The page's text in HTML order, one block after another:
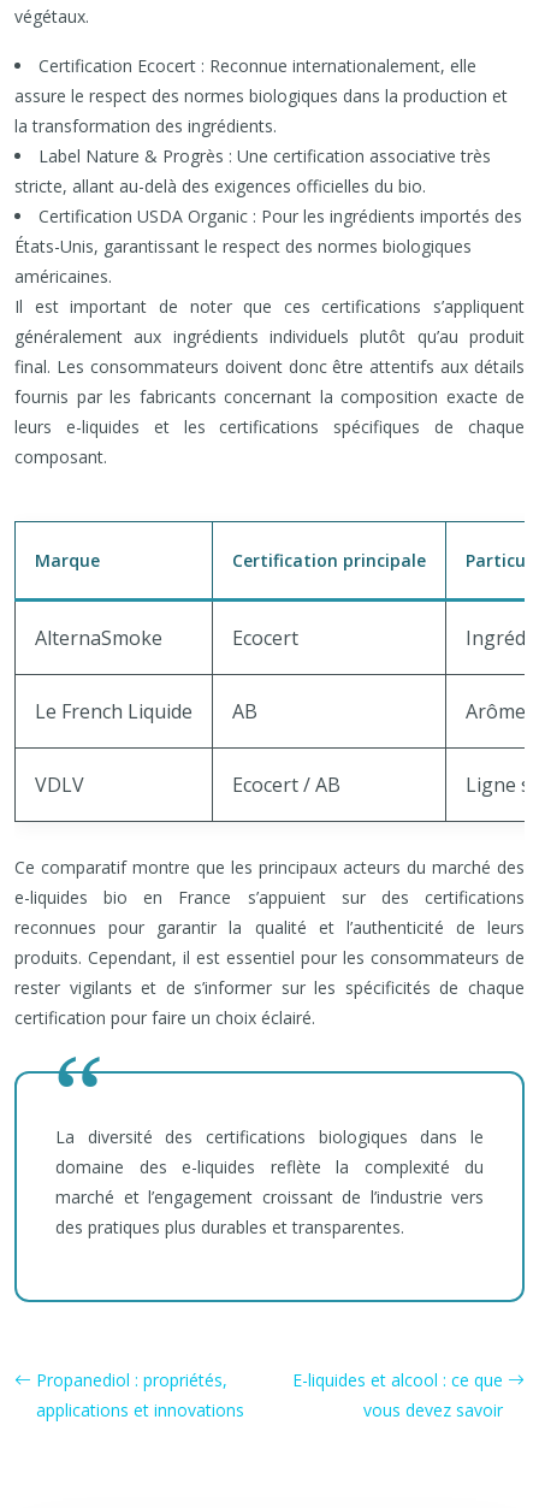
végétaux.
Certification Ecocert : Reconnue internationalement, elle
assure le respect des normes biologiques dans la production et
la transformation des ingrédients.
Label Nature & Progrès : Une certification associative très
stricte, allant au-delà des exigences officielles du bio.
Certification USDA Organic : Pour les ingrédients importés des
États-Unis, garantissant le respect des normes biologiques
américaines.
Il est important de noter que ces certifications s’appliquent
généralement aux ingrédients individuels plutôt qu’au produit
final. Les consommateurs doivent donc être attentifs aux détails
fournis par les fabricants concernant la composition exacte de
leurs e-liquides et les certifications spécifiques de chaque
composant.
Marque Certification principale
AlternaSmoke Ecocert
Le French Liquide AB
VDLV Ecocert / AB Ligne
Ce comparatif montre que les principaux acteurs du marché des
e-liquides bio en France s’appuient sur des certifications
reconnues pour garantir la qualité et l’authenticité de leurs
produits. Cependant, il est essentiel pour les consommateurs de
rester vigilants et de s’informer sur les spécificités de chaque
certification pour faire un choix éclairé.
La diversité des certifications biologiques dans le
domaine des e-liquides reflète la complexité du
marché et l’engagement croissant de l’industrie vers
des pratiques plus durables et transparentes.
Propanediol : propriétés,
applications et innovations
E-liquides et alcool : ce que
vous devez savoir